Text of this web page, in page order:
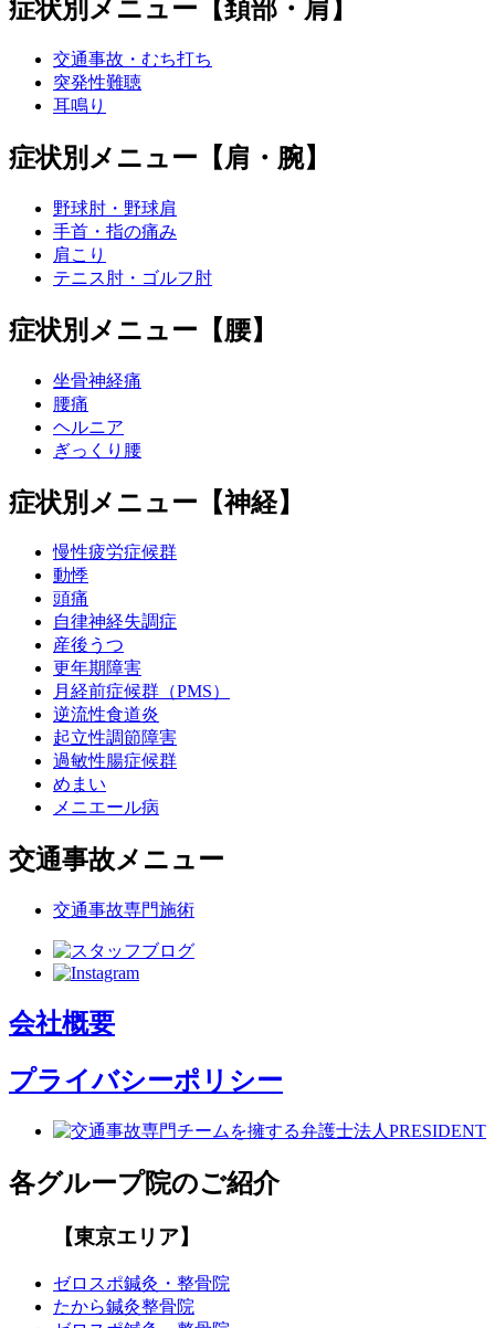
症状別メニュー【頚部・肩】
交通事故・むち打ち
突発性難聴
耳鳴り
症状別メニュー【肩・腕】
野球肘・野球肩
手首・指の痛み
肩こり
テニス肘・ゴルフ肘
症状別メニュー【腰】
坐骨神経痛
腰痛
ヘルニア
ぎっくり腰
症状別メニュー【神経】
慢性疲労症候群
動悸
頭痛
自律神経失調症
産後うつ
更年期障害
月経前症候群（PMS）
逆流性食道炎
起立性調節障害
過敏性腸症候群
めまい
メニエール病
交通事故メニュー
交通事故専門施術
会社概要
プライバシーポリシー
各グループ院のご紹介
【東京エリア】
ゼロスポ鍼灸・整骨院
たから鍼灸整骨院